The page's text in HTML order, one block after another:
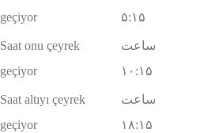
۵:۱۵
geçiyor
ساعت
۱۰:۱۵
Saat onu çeyrek
geçiyor
ساعت
۱۸:۱۵
Saat altıyı çeyrek
geçiyor